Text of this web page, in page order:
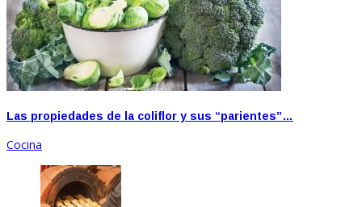
Las propiedades de la coliflor y sus “parientes”…
Cocina